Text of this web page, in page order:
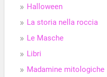
Halloween
La storia nella roccia
Le Masche
Libri
Madamine mitologiche